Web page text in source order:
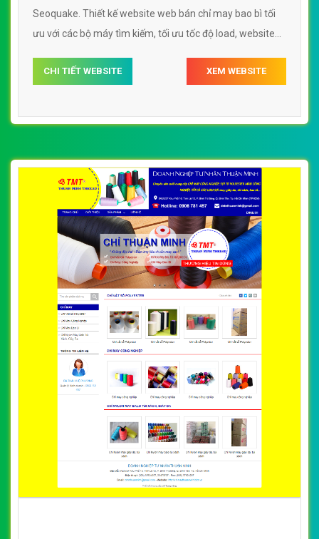
Seoquake. Thiết kế website web bán chỉ may bao bì tối
ưu với các bộ máy tìm kiếm, tối ưu tốc độ load, website
website web bán chỉ may bao bì chimaythanhhangcom
CHI TIẾT WEBSITE XEM WEBSITE